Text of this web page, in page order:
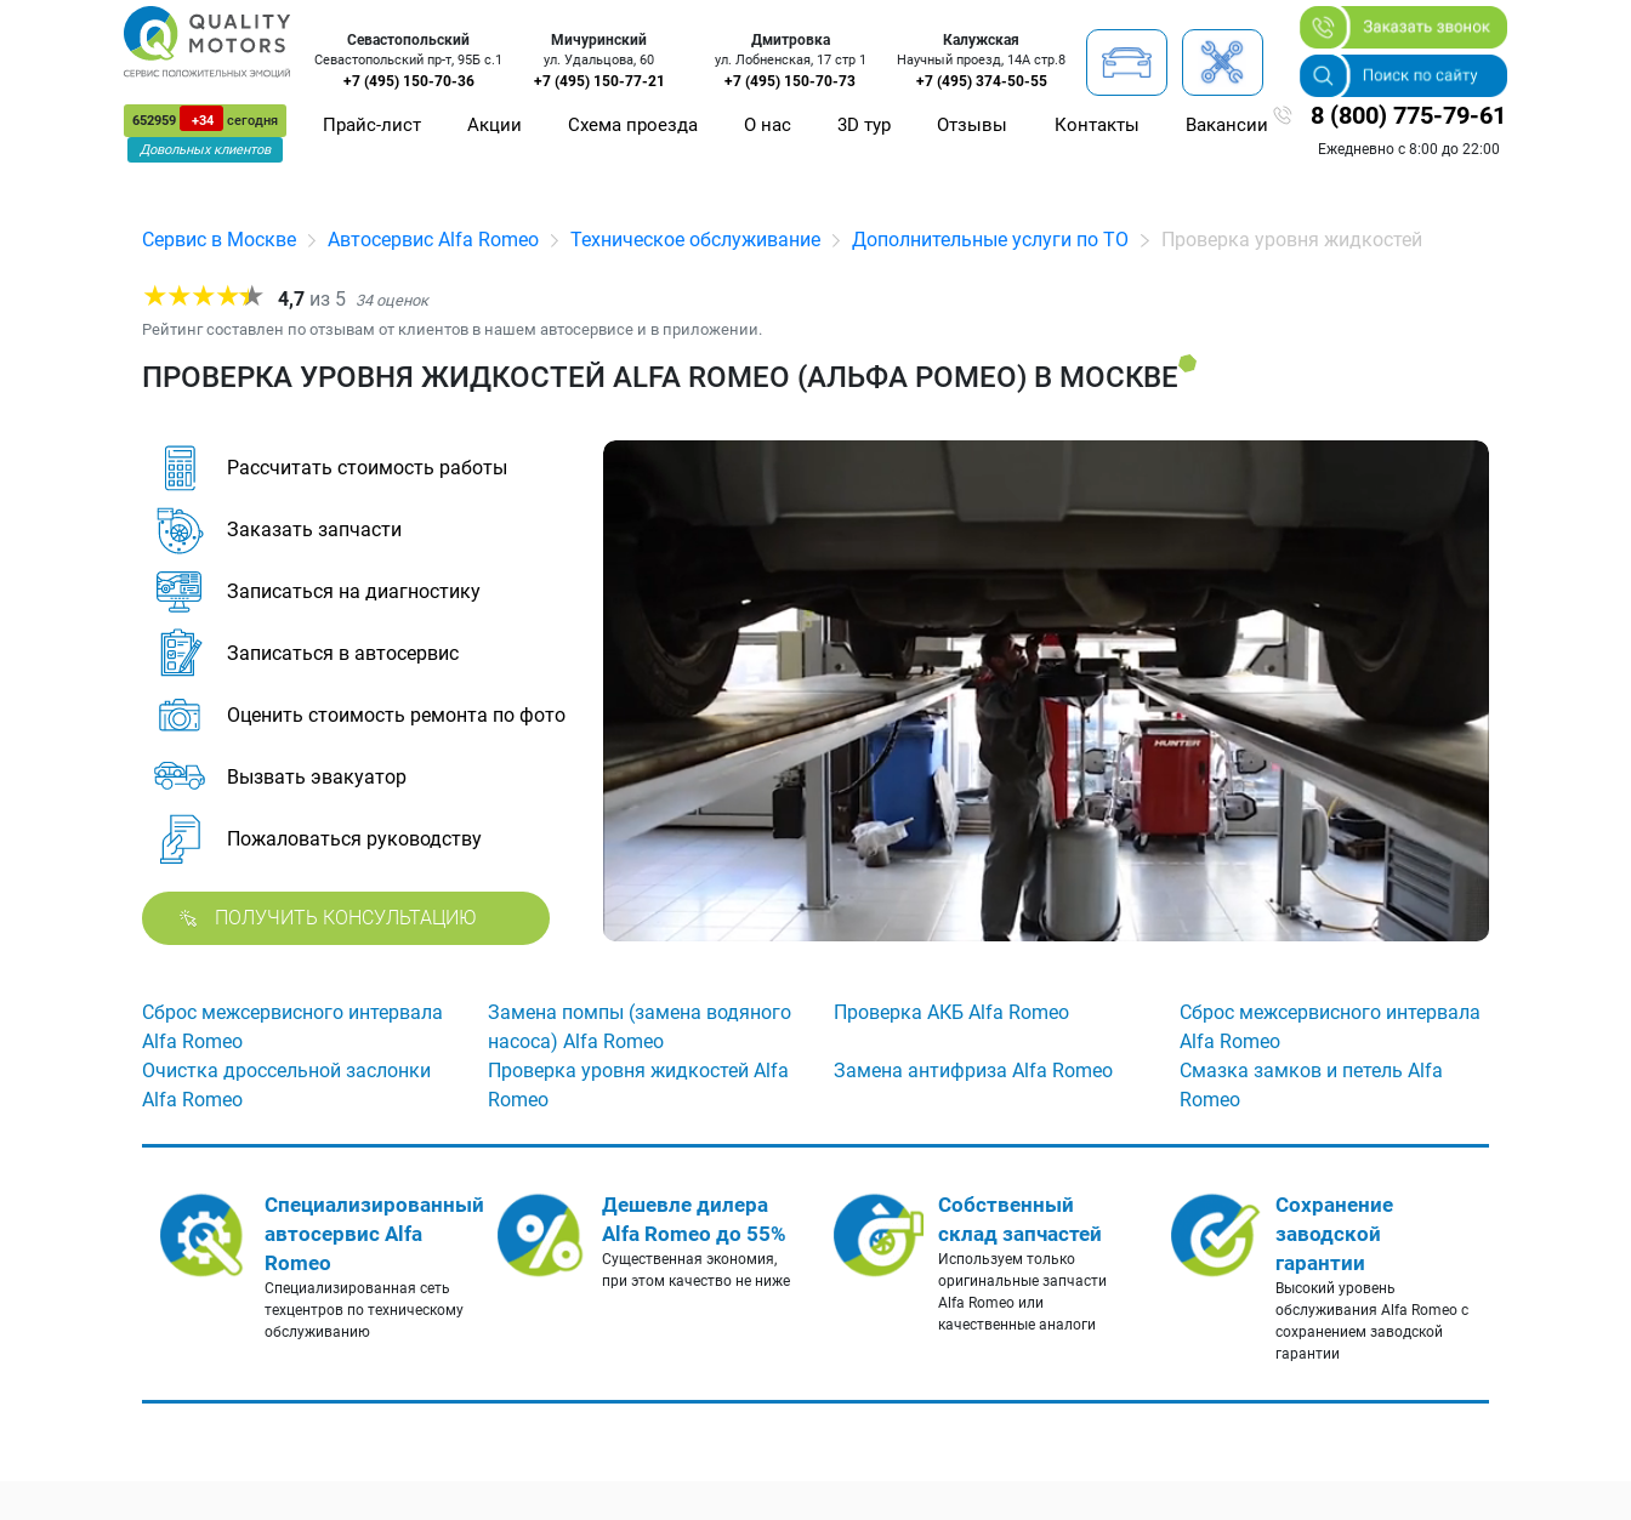
652959 +34
сегодня
Довольных клиентов
Севастопольский
Севастопольский пр-т, 95Б с.1
+7 (495) 150-70-36
Мичуринский
ул. Удальцова, 60
+7 (495) 150-77-21
Дмитровка
ул. Лобненская, 17 стр 1
+7 (495) 150-70-73
Калужская
Научный проезд, 14А стр.8
+7 (495) 374-50-55
Прайс-лист Акции Схема проезда О нас 3D тур Отзывы Контакты Вакансии 8 (800) 775-79-61
Ежедневно с 8:00 до 22:00
Сервис в Москве Автосервис Alfa Romeo Техническое обслуживание Дополнительные услуги по ТО Проверка уровня жидкостей
4,7 из 5 34оценок
Рейтинг составлен по отзывам от клиентов в нашем автосервисе и в приложении.
ПРОВЕРКА УРОВНЯ ЖИДКОСТЕЙ ALFA ROMEO (АЛЬФА РОМЕО) В МОСКВЕ
Рассчитать стоимость работы
Заказать запчасти
Записаться на диагностику
Записаться в автосервис
Оценить стоимость ремонта по фото
Вызвать эвакуатор
Пожаловаться руководству
ПОЛУЧИТЬ КОНСУЛЬТАЦИЮ
Сброс межсервисного интервала
Alfa Romeo
Замена помпы (замена водяного
насоса) Alfa Romeo
Проверка АКБ Alfa Romeo
Сброс межсервисного интервала
Alfa Romeo
Очистка дроссельной заслонки
Alfa Romeo
Проверка уровня жидкостей Alfa
Romeo
Замена антифриза Alfa Romeo
Смазка замков и петель Alfa
Romeo
Специализированный
автосервис Alfa
Romeo
Специализированная сеть
техцентров по техническому
обслуживанию
Дешевле дилера
Alfa Romeo до 55%
Существенная экономия,
при этом качество не ниже
Собственный
склад запчастей
Используем только
оригинальные запчасти
Alfa Romeo или
качественные аналоги
Сохранение
заводской
гарантии
Высокий уровень
обслуживания Alfa Romeo с
сохранением заводской
гарантии